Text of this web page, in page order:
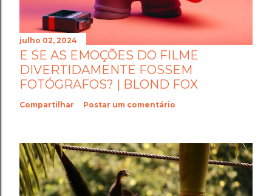
julho 02, 2024
E SE AS EMOÇÕES DO FILME
DIVERTIDAMENTE FOSSEM
FOTÓGRAFOS? | BLOND FOX
Compartilhar Postar um comentário